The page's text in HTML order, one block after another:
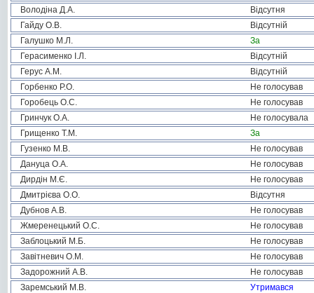
Володіна Д.А.
Відсутня
Гайду О.В.
Відсутній
Галушко М.Л.
За
Герасименко І.Л.
Відсутній
Герус А.М.
Відсутній
Горбенко Р.О.
Не голосував
Горобець О.С.
Не голосував
Гринчук О.А.
Не голосувала
Грищенко Т.М.
За
Гузенко М.В.
Не голосував
Дануца О.А.
Не голосував
Дирдін М.Є.
Не голосував
Дмитрієва О.О.
Відсутня
Дубнов А.В.
Не голосував
Жмеренецький О.С.
Не голосував
Заблоцький М.Б.
Не голосував
Завітневич О.М.
Не голосував
Задорожний А.В.
Не голосував
Заремський М.В.
Утримався